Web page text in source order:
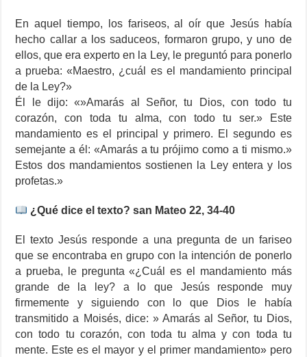
En aquel tiempo, los fariseos, al oír que Jesús había
hecho callar a los saduceos, formaron grupo, y uno de
ellos, que era experto en la Ley, le preguntó para ponerlo
a prueba: «Maestro, ¿cuál es el mandamiento principal
de la Ley?»
Él le dijo: «»Amarás al Señor, tu Dios, con todo tu
corazón, con toda tu alma, con todo tu ser.» Este
mandamiento es el principal y primero. El segundo es
semejante a él: «Amarás a tu prójimo como a ti mismo.»
Estos dos mandamientos sostienen la Ley entera y los
profetas.»
¿Qué dice el texto? san Mateo 22, 34-40
El texto Jesús responde a una pregunta de un fariseo
que se encontraba en grupo con la intención de ponerlo
a prueba, le pregunta «¿Cuál es el mandamiento más
grande de la ley? a lo que Jesús responde muy
firmemente y siguiendo con lo que Dios le había
transmitido a Moisés, dice: » Amarás al Señor, tu Dios,
con todo tu corazón, con toda tu alma y con toda tu
mente. Este es el mayor y el primer mandamiento» pero